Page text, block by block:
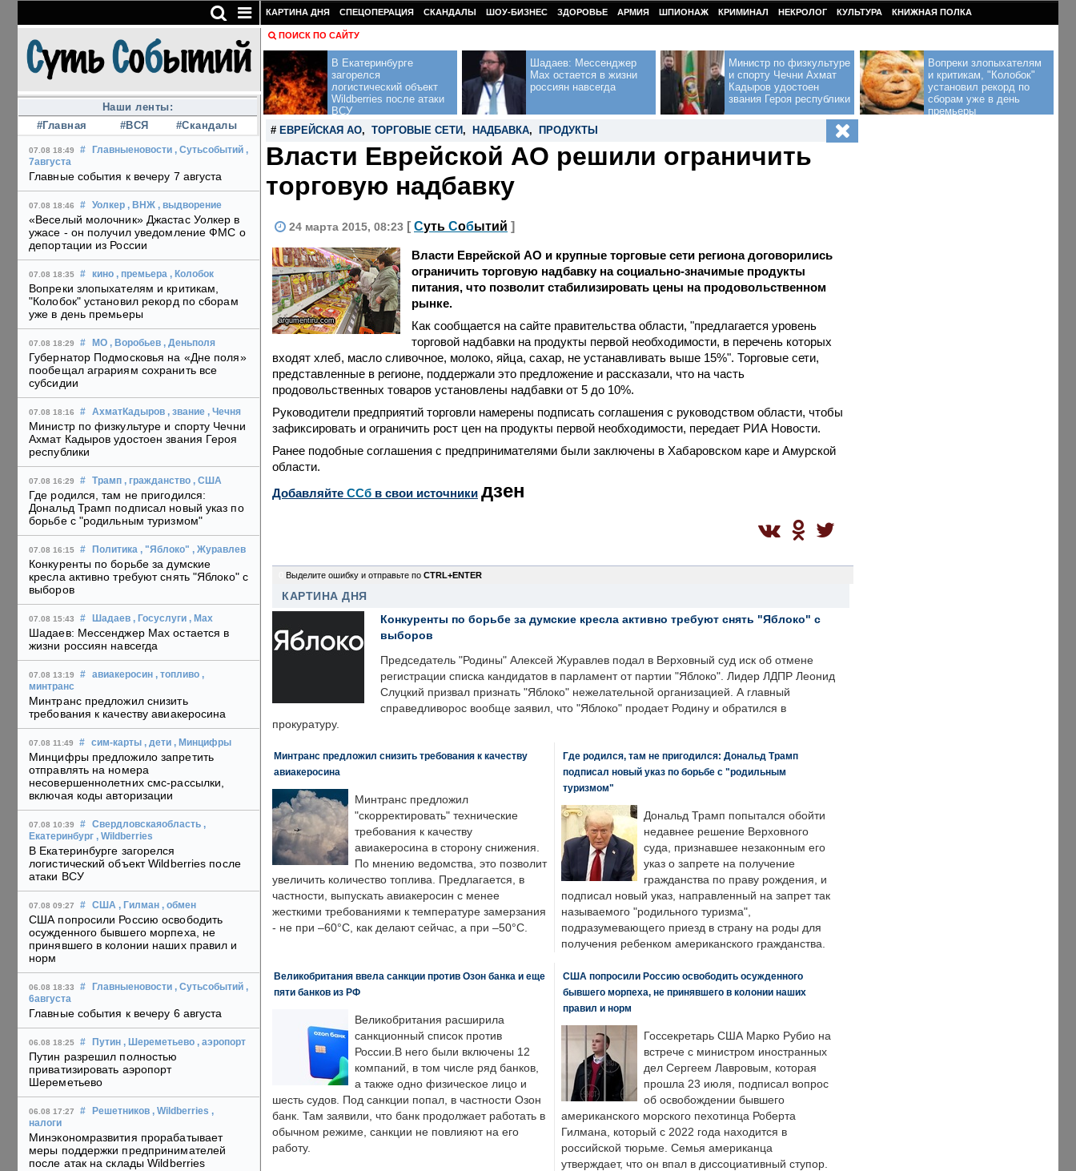
Наши ленты:
#Главная
#ВСЯ #Скандалы
07.08 18:49 # Главныеновости , Сутьсобытий ,
7августа
Главные события к вечеру 7 августа
07.08 18:46 # Уолкер , ВНЖ , выдворение
«Веселый молочник» Джастас Уолкер в
ужасе - он получил уведомление ФМС о
депортации из России
07.08 18:35 # кино , премьера , Колобок
Вопреки злопыхателям и критикам,
"Колобок" установил рекорд по сборам
уже в день премьеры
07.08 18:29 # МО , Воробьев , Деньполя
Губернатор Подмосковья на «Дне поля»
пообещал аграриям сохранить все
субсидии
07.08 18:16 # АхматКадыров , звание , Чечня
Министр по физкультуре и спорту Чечни
Ахмат Кадыров удостоен звания Героя
республики
07.08 16:29 # Трамп , гражданство , США
Где родился, там не пригодился:
Дональд Трамп подписал новый указ по
борьбе с "родильным туризмом"
07.08 16:15 # Политика , "Яблоко" , Журавлев
Конкуренты по борьбе за думские
кресла активно требуют снять "Яблоко" с
выборов
07.08 15:43 # Шадаев , Госуслуги , Max
Шадаев: Мессенджер Max остается в
жизни россиян навсегда
07.08 13:19 # авиакеросин , топливо ,
минтранс
Минтранс предложил снизить
требования к качеству авиакеросина
07.08 11:49 # сим-карты , дети , Минцифры
Минцифры предложило запретить
отправлять на номера
несовершеннолетних смс-рассылки,
включая коды авторизации
07.08 10:39 # Свердловскаяобласть ,
Екатеринбург , Wildberries
В Екатеринбурге загорелся
логистический объект Wildberries после
атаки ВСУ
07.08 09:27 # США , Гилман , обмен
США попросили Россию освободить
осужденного бывшего морпеха, не
принявшего в колонии наших правил и
норм
06.08 18:33 # Главныеновости , Сутьсобытий ,
6августа
Главные события к вечеру 6 августа
06.08 18:25 # Путин , Шереметьево , аэропорт
Путин разрешил полностью
приватизировать аэропорт
Шереметьево
06.08 17:27 # Решетников , Wildberries ,
налоги
Минэкономразвития прорабатывает
меры поддержки предпринимателей
после атак на склады Wildberries
КАРТИНА ДНЯ СПЕЦОПЕРАЦИЯ СКАНДАЛЫ ШОУ-БИЗНЕС ЗДОРОВЬЕ АРМИЯ ШПИОНАЖ КРИМИНАЛ НЕКРОЛОГ КУЛЬТУРА КНИЖНАЯ ПОЛКА
ПОИСК ПО САЙТУ
В Екатеринбурге
загорелся
логистический объект
Wildberries после атаки
ВСУ
Шадаев: Мессенджер
Max остается в жизни
россиян навсегда
Министр по физкультуре
и спорту Чечни Ахмат
Кадыров удостоен
звания Героя республики
Вопреки злопыхателям
и критикам, "Колобок"
установил рекорд по
сборам уже в день
премьеры
# ЕВРЕЙСКАЯ АО, ТОРГОВЫЕ СЕТИ , НАДБАВКА, ПРОДУКТЫ
Власти Еврейской АО решили ограничить
торговую надбавку
24 марта 2015, 08:23 [ Суть Событий ]
argumentiru.com
Власти Еврейской АО и крупные торговые сети региона договорились
ограничить торговую надбавку на социально-значимые продукты
питания, что позволит стабилизировать цены на продовольственном
рынке.
Как сообщается на сайте правительства области, "предлагается уровень
торговой надбавки на продукты первой необходимости, в перечень которых
входят хлеб, масло сливочное, молоко, яйца, сахар, не устанавливать выше 15%". Торговые сети,
представленные в регионе, поддержали это предложение и рассказали, что на часть
продовольственных товаров установлены надбавки от 5 до 10%.
Руководители предприятий торговли намерены подписать соглашения с руководством области, чтобы
зафиксировать и ограничить рост цен на продукты первой необходимости, передает РИА Новости.
Ранее подобные соглашения с предпринимателями были заключены в Хабаровском каре и Амурской
области.
Добавляйте CСб в свои источники дзен
Выделите ошибку и отправьте по CTRL+ENTER
КАРТИНА ДНЯ
Конкуренты по борьбе за думские кресла активно требуют снять "Яблоко" с
выборов
Председатель "Родины" Алексей Журавлев подал в Верховный суд иск об отмене
регистрации списка кандидатов в парламент от партии "Яблоко". Лидер ЛДПР Леонид
Слуцкий призвал признать "Яблоко" нежелательной организацией. А главный
справедливорос вообще заявил, что "Яблоко" продает Родину и обратился в
прокуратуру.
Минтранс предложил снизить требования к качеству
авиакеросина
Минтранс предложил
"скорректировать" технические
требования к качеству
авиакеросина в сторону снижения.
По мнению ведомства, это позволит
увеличить количество топлива. Предлагается, в
частности, выпускать авиакеросин с менее
жесткими требованиями к температуре замерзания
- не при –60°C, как делают сейчас, а при –50°C.
Где родился, там не пригодился: Дональд Трамп
подписал новый указ по борьбе с "родильным
туризмом"
Дональд Трамп попытался обойти
недавнее решение Верховного
суда, признавшее незаконным его
указ о запрете на получение
гражданства по праву рождения, и
подписал новый указ, направленный на запрет так
называемого "родильного туризма",
подразумевающего приезд в страну на роды для
получения ребенком американского гражданства.
Великобритания ввела санкции против Озон банка и еще
пяти банков из РФ
Великобритания расширила
санкционный список против
России.В него были включены 12
компаний, в том числе ряд банков,
а также одно физическое лицо и
шесть судов. Под санкции попал, в частности Озон
банк. Там заявили, что банк продолжает работать в
обычном режиме, санкции не повлияют на его
работу.
США попросили Россию освободить осужденного
бывшего морпеха, не принявшего в колонии наших
правил и норм
Госсекретарь США Марко Рубио на
встрече с министром иностранных
дел Сергеем Лавровым, которая
прошла 23 июля, подписал вопрос
об освобождении бывшего
американского морского пехотинца Роберта
Гилмана, который с 2022 года находится в
российской тюрьме. Семья американца
утверждает, что он впал в диссоциативный ступор.